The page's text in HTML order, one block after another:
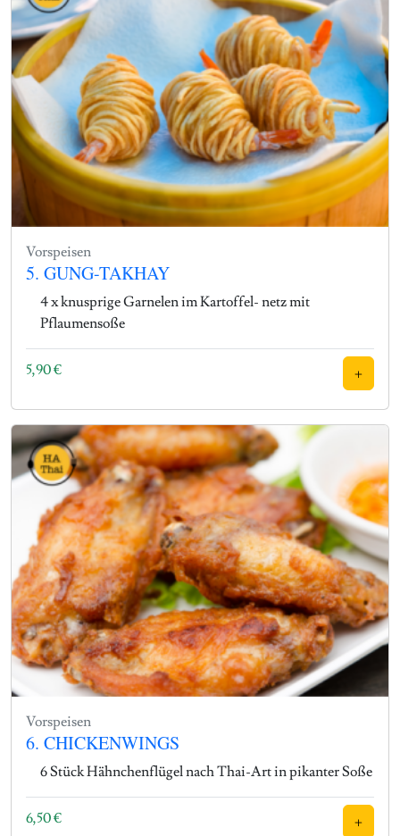
Vorspeisen
5. GUNG-TAKHAY
4 x knusprige Garnelen im Kartoffel- netz mit
Pflaumensoße
5,90€ +
Vorspeisen
6. CHICKENWINGS
6 Stück Hähnchenflügel nach Thai-Art in pikanter Soße
6,50€ +